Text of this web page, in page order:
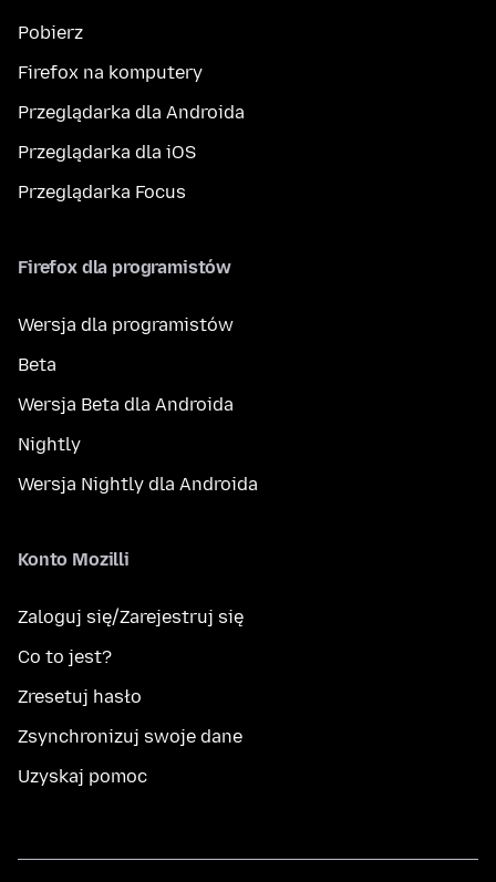
Pobierz
Firefox na komputery
Przeglądarka dla Androida
Przeglądarka dla iOS
Przeglądarka Focus
Firefox dla programistów
Wersja dla programistów
Beta
Wersja Beta dla Androida
Nightly
Wersja Nightly dla Androida
Konto Mozilli
Zaloguj się/Zarejestruj się
Co to jest?
Zresetuj hasło
Zsynchronizuj swoje dane
Uzyskaj pomoc